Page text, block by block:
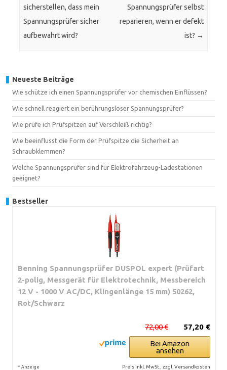
sicherstellen, dass mein
Spannungsprüfer sicher
aufbewahrt wird?
Spannungsprüfer selbst
reparieren, wenn er defekt
ist? →
Neueste Beiträge
Wie schütze ich einen Spannungsprüfer vor chemischen Einflüssen?
Wie schnell reagiert ein berührungsloser Spannungsprüfer?
Wie prüfe ich Prüfspitzen auf Verschleiß richtig?
Wie beeinflusst die Form der Prüfspitze die Sicherheit an
Schraubklemmen?
Welche Spannungsprüfer sind für Elektrofahrzeug-Ladestationen
geeignet?
Bestseller
Benning Spannungsprüfer DUSPOL expert (Prüfart
2-polig, Messgerät für Elektrotechnik, Messbereich
12 V - 1000 V AC/DC, Klingenlänge 15 mm) 50262,
Rot/Schwarz
57,20 €
72,00 €
Bei Amazon
ansehen
* Anzeige Preis inkl. MwSt., zzgl. Versandkosten